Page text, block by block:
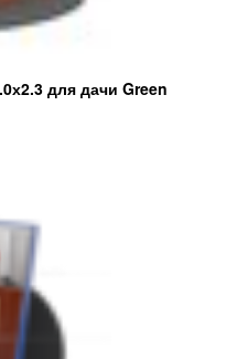
для дачи Green